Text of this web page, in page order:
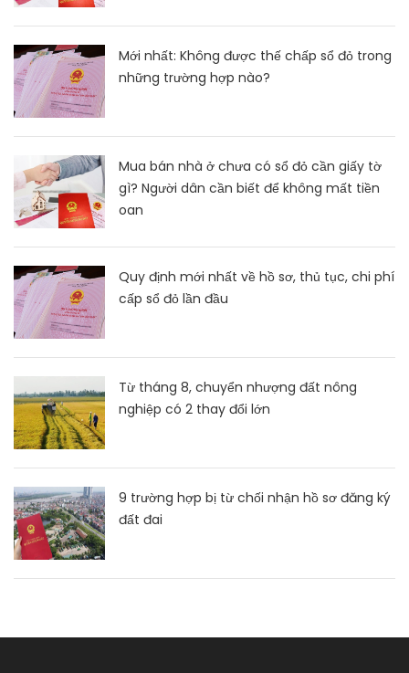
Mới nhất: Không được thế chấp sổ đỏ trong
những trường hợp nào?
Mua bán nhà ở chưa có sổ đỏ cần giấy tờ
gì? Người dân cần biết để không mất tiền
oan
Quy định mới nhất về hồ sơ, thủ tục, chi phí
cấp sổ đỏ lần đầu
Từ tháng 8, chuyển nhượng đất nông
nghiệp có 2 thay đổi lớn
9 trường hợp bị từ chối nhận hồ sơ đăng ký
đất đai